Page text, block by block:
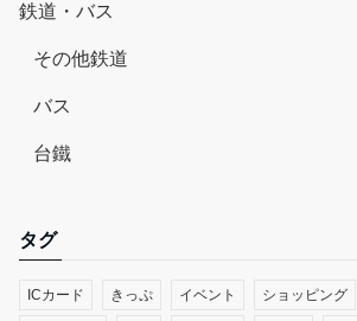
鉄道・バス
その他鉄道
バス
台鐵
タグ
ICカード きっぷ イベント ショッピング